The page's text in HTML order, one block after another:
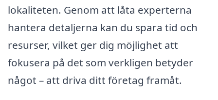
lokaliteten. Genom att låta experterna
hantera detaljerna kan du spara tid och
resurser, vilket ger dig möjlighet att
fokusera på det som verkligen betyder
något – att driva ditt företag framåt.